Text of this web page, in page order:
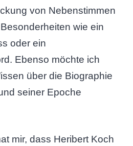
von Nebenstimmen
wie ein
oder ein
Ebenso möchte ich
über die Biographie
seiner Epoche
mir, dass Heribert Koch